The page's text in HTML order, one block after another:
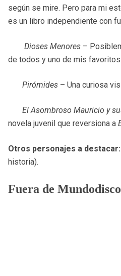
según se mire. Pero para mi
es un libro independiente con
Dioses Menores –
de todos y uno de mis favoritos.
Pirómides – Una curiosa
El Asombroso Mauricio y
novela juvenil que reversiona a
Otros personajes a destacar:
historia).
Fuera de Mundodisco